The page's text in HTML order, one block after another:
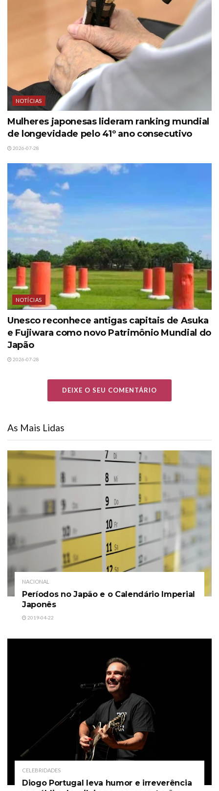
NOTÍCIAS
Mulheres japonesas lideram ranking mundial
de longevidade pelo 41º ano consecutivo
2026-07-28
NOTÍCIAS
Unesco reconhece antigas capitais de Asuka
e Fujiwara como novo Patrimônio Mundial do
Japão
2026-07-28
DEIXE O SEU COMENTÁRIO
As Mais Lidas
NACIONAL
Períodos no Japão e o Calendário Imperial
Japonês
2019-04-22
CELEBRIDADES
Diogo Portugal leva humor e irreverência